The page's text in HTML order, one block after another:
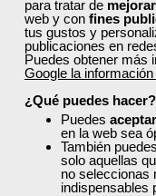
para tratar de
web y con fines
tus gustos y
publicaciones en
Puedes obtener más
Google la
¿Qué puedes hacer?
Puedes aceptar
en la web sea
También puedes
solo aquellas
no seleccionas
indispensables
¿Por qué solicitar
puede hacer
¿Son los docentes
cursos de Femxa?
¿Los cursos de